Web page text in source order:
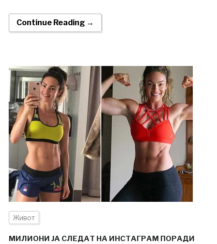
Continue Reading →
Живот
МИЛИОНИ ЈА СЛЕДАТ НА ИНСТАГРАМ ПОРАДИ